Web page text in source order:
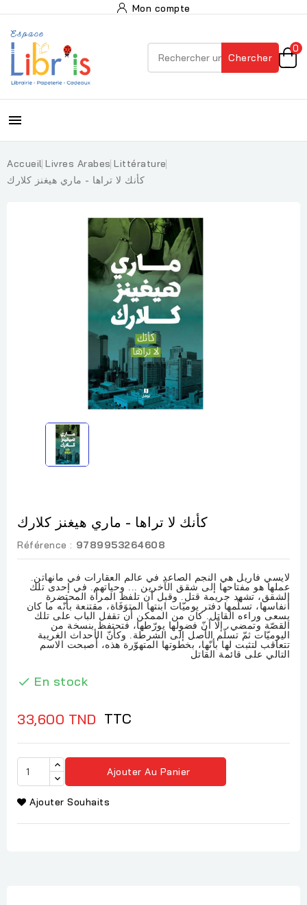
Mon compte
Chercher
0

Accueil Livres Arabes Littérature
كأنك لا تراها - ماري هيغنز كلارك
كأنك لا تراها - ماري هيغنز كلارك
Référence : 9789953264608
لايسي فاريل هي النجم الصاعد في عالم العقارات في مانهاتن.
عملها هو مفتاحها إلى شقق الآخرين ... وحياتهم. في إحدى تلك
الشقق، تشهد جريمة قتل. وقبل أن تلفظ المرأة المحتضرة
أنفاسها، تسلّمها دفتر يوميّات ابنتها المتوَفَاة، مقتنعة بأنّه ما كان
يسعى وراءه القاتل. كان من الممكن أن تقفل الباب على تلك
القصّة وتمضي، إلّا أنّ فضولها يورّطها، فتحتفظ بنسخة من
اليوميّات ثمّ تسلّم الأصل إلى الشرطة. وكأنّ الأحداث الغريبة
تتعاقب لتثبت لها بأنّها، بخطوتها المتهوّرة هذه، أصبحت الاسم
التالي على قائمة القاتل
 En stock
33,600 TND TTC
Ajouter Au Panier
Ajouter Souhaits